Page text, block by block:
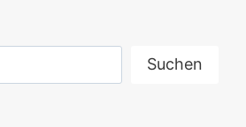
Suchen